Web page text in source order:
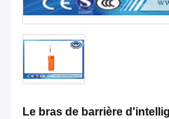
Le bras de barrière